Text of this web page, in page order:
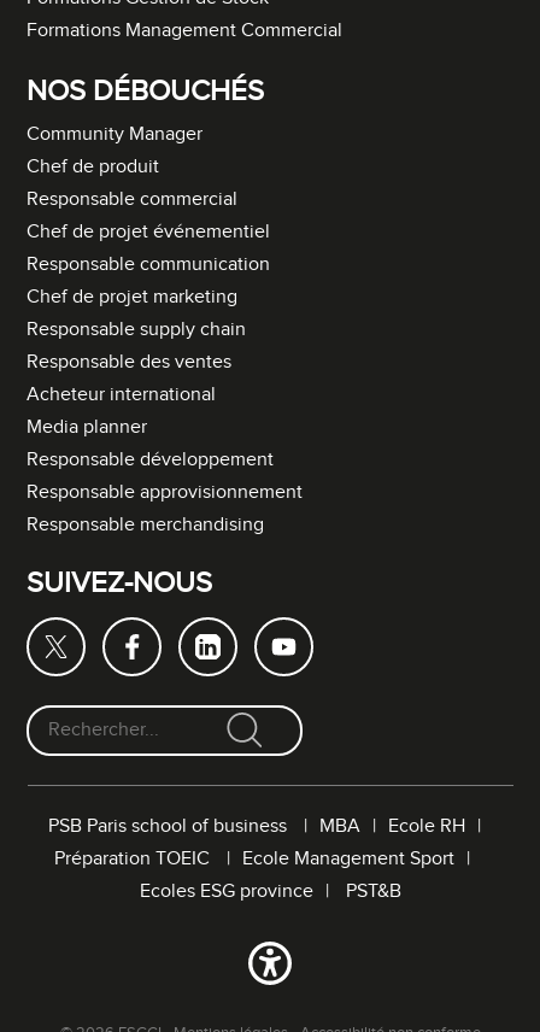
Formations Management Commercial
NOS DÉBOUCHÉS
Community Manager
Chef de produit
Responsable commercial
Chef de projet événementiel
Responsable communication
Chef de projet marketing
Responsable supply chain
Responsable des ventes
Acheteur international
Media planner
Responsable développement
Responsable approvisionnement
Responsable merchandising
SUIVEZ-NOUS
F
PSB Paris school of business MBA
Ecole RH
Préparation TOEIC
Ecole Management Sport
Ecoles ESG province
PST&B